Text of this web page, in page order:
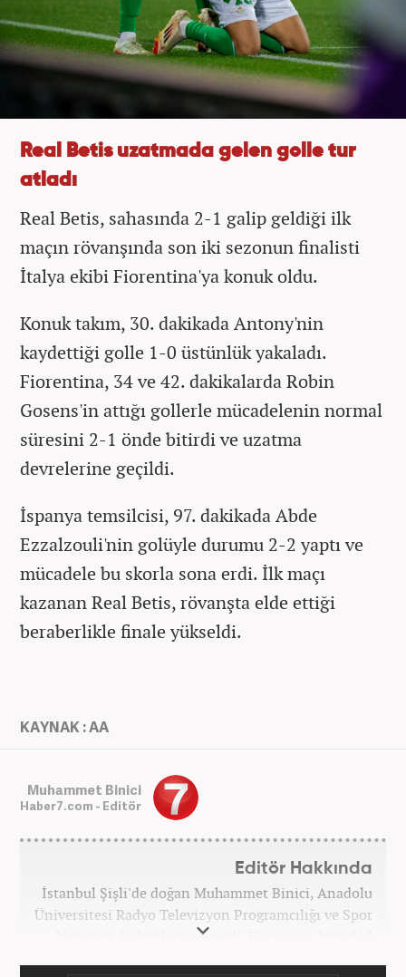
Real Betis uzatmada gelen golle tur
atladı
Real Betis, sahasında 2-1 galip geldiği ilk
maçın rövanşında son iki sezonun finalisti
İtalya ekibi Fiorentina'ya konuk oldu.
Konuk takım, 30. dakikada Antony'nin
kaydettiği golle 1-0 üstünlük yakaladı.
Fiorentina, 34 ve 42. dakikalarda Robin
Gosens'in attığı gollerle mücadelenin normal
süresini 2-1 önde bitirdi ve uzatma
devrelerine geçildi.
İspanya temsilcisi, 97. dakikada Abde
Ezzalzouli'nin golüyle durumu 2-2 yaptı ve
mücadele bu skorla sona erdi. İlk maçı
kazanan Real Betis, rövanşta elde ettiği
beraberlikle finale yükseldi.
KAYNAK : AA
Muhammet Binici
Haber7.com - Editör
Editör Hakkında
İstanbul Şişli'de doğan Muhammet Binici, Anadolu
Üniversitesi Radyo Televizyon Programcılığı ve Spor
Yönetimi bölümlerini bitirdi. Eğitimine, İstanbul